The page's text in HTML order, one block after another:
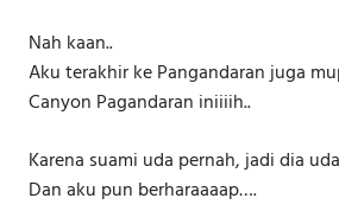
Nah kaan..
Aku terakhir ke Pangandaran juga
Canyon Pagandaran iniiiih..
Karena suami uda pernah, jadi dia
Dan aku pun berharaaaap….